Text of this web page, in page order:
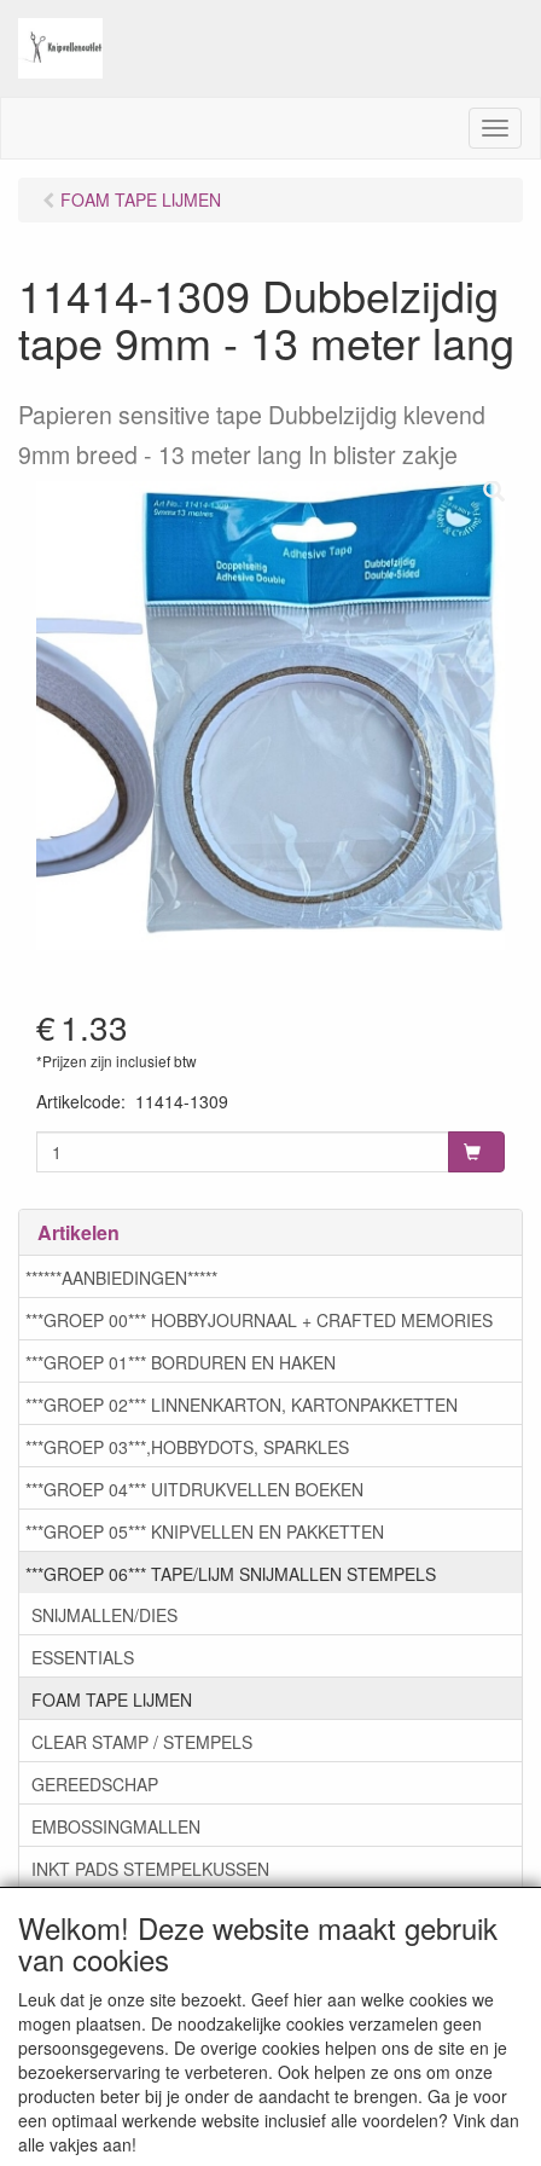
Welkom! Deze website maakt gebruik
van cookies
Leuk dat je onze site bezoekt. Geef hier aan welke cookies we
mogen plaatsen. De noodzakelijke cookies verzamelen geen
persoonsgegevens. De overige cookies helpen ons de site en je
bezoekerservaring te verbeteren. Ook helpen ze ons om onze
producten beter bij je onder de aandacht te brengen. Ga je voor
een optimaal werkende website inclusief alle voordelen? Vink dan
alle vakjes aan!
M
e
FOAM TAPE LIJMEN
11414-1309 Dubbelzijdig
tape 9mm - 13 meter lang
Papieren sensitive tape Dubbelzijdig klevend
9mm breed - 13 meter lang In blister zakje
€1.33
*Prijzen zijn inclusief btw
Artikelcode: 11414-1309
Artikelen
******AANBIEDINGEN*****
***GROEP 00*** HOBBYJOURNAAL + CRAFTED MEMORIES
***GROEP 01*** BORDUREN EN HAKEN
***GROEP 02*** LINNENKARTON, KARTONPAKKETTEN
***GROEP 03***,HOBBYDOTS, SPARKLES
***GROEP 04*** UITDRUKVELLEN BOEKEN
***GROEP 05*** KNIPVELLEN EN PAKKETTEN
***GROEP 06*** TAPE/LIJM SNIJMALLEN STEMPELS
SNIJMALLEN/DIES
ESSENTIALS
FOAM TAPE LIJMEN
CLEAR STAMP / STEMPELS
GEREEDSCHAP
EMBOSSINGMALLEN
INKT PADS STEMPELKUSSEN
***GROEP 07*** KAARTEN +SCRAP TOEBEHOREN
***GROEP 08*** TEKENEN EN KLEUREN, GELPEN,MARKER
***GROEP 09*** KRALEN EN TOEBEHOREN
***GROEP 10*** WENSKAARTEN MET ENV. €0,75
Service